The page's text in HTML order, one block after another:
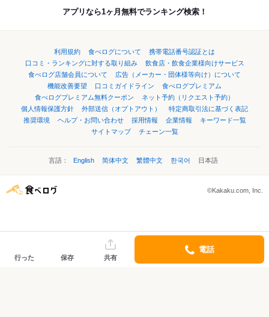
アプリなら1ヶ月無料でランキング検索！
利用規約 食べログについて
携帯電話番号認証とは
口コミ・ランキングに対する取り組み
飲食店・飲食企業様向けサービス
食べログ店舗会員について
広告（メーカー・団体様等向け）について
機能改善要望
口コミガイドライン
食べログプレミアム
食べログプレミアム無料クーポン
ネット予約（リクエスト予約）
個人情報保護方針
外部送信（オプトアウト）
特定商取引法に基づく表記
推奨環境
ヘルプ・お問い合わせ 採用情報 企業情報
キーワード一覧
サイトマップ
チェーン一覧
言語： English 简体中文 繁體中文 한국어 日本語
©Kakaku.com, Inc.
行った 保存 共有
電話